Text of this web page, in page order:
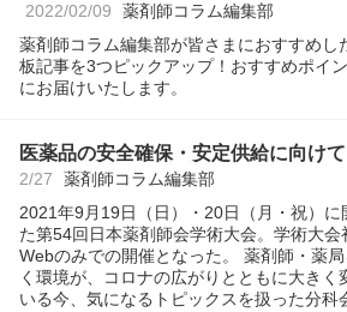
2022/02/09 薬剤師コラム編集部
薬剤師コラム編集部が皆さまにおすすめし
板記事を3つピックアップ！おすすめポイ
にお届けいたします。
医薬品の安全確保・安定供給に向けて
2/27
薬剤師コラム編集部
2021年9月19日（日）・20日（月・祝）に
た第54回日本薬剤師会学術大会。学術大会
Webのみでの開催となった。 薬剤師・薬
く環境が、コロナの広がりとともに大きく
いる今、気になるトピックスを扱った分科